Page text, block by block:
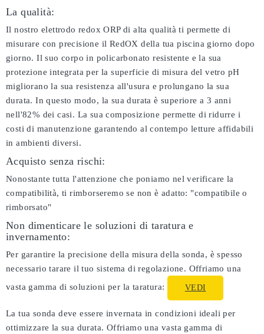
La qualità:
Il nostro elettrodo redox ORP di alta qualità ti permette di
misurare con precisione il RedOX della tua piscina giorno dopo
giorno. Il suo corpo in policarbonato resistente e la sua
protezione integrata per la superficie di misura del vetro pH
migliorano la sua resistenza all'usura e prolungano la sua
durata. In questo modo, la sua durata è superiore a 3 anni
nell'82% dei casi. La sua composizione permette di ridurre i
costi di manutenzione garantendo al contempo letture affidabili
in ambienti diversi.
Acquisto senza rischi:
Nonostante tutta l'attenzione che poniamo nel verificare la
compatibilità, ti rimborseremo se non è adatto: "compatibile o
rimborsato"
Non dimenticare le soluzioni di taratura e
invernamento:
Per garantire la precisione della misura della sonda, è spesso
necessario tarare il tuo sistema di regolazione. Offriamo una
vasta gamma di soluzioni per la taratura:
VEDI
La tua sonda deve essere invernata in condizioni ideali per
ottimizzare la sua durata. Offriamo una vasta gamma di